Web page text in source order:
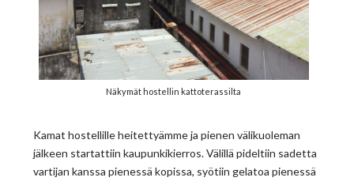
Näkymät hostellin kattoterassilta
Kamat hostellille heitettyämme ja pienen välikuoleman
jälkeen startattiin kaupunkikierros. Välillä pideltiin sadetta
vartijan kanssa pienessä kopissa, syötiin gelatoa pienessä